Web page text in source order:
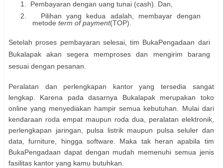
1.
Pembayaran dengan uang tunai (cash). Dan,
2.
Pilihan yang kedua adalah, membayar dengan
metode term of payment(TOP).
Setelah proses pembayaran selesai, tim BukaPengadaan dari
Bukalapak akan segera memproses dan mengirim barang
sesuai dengan pesanan.
Peralatan dan perlengkapan kantor yang tersedia sangat
lengkap. Karena pada dasarnya Bukalapak merupakan toko
online yang menyediakan hampir semua kebutuhan. Mulai dari
kendaraan roda empat maupun roda dua, peralatan elektronik,
perlengkapan jaringan, pulsa listrik maupun pulsa seluler dan
data, furniture, hingga software. Maka tak heran apabila tim
BukaPengadaan dapat dengan mudah memenuhi semua jenis
fasilitas kantor yang kamu butuhkan.